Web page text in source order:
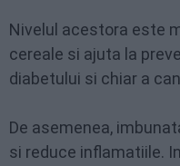
Nivelul acestora este
cereale si ajuta la
diabetului si chiar a
De asemenea,
si reduce inflamatiile.